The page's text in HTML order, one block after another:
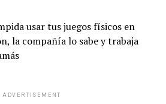
e
gr
a
ail py
Li
m
p
usar tus juegos físicos en
la compañía lo sabe y trabaja
ADVERTISEMENT